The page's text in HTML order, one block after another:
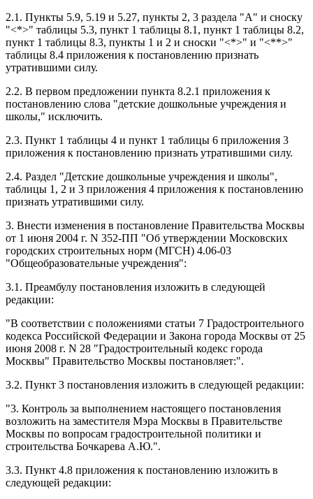
2.1. Пункты 5.9, 5.19 и 5.27, пункты 2, 3 раздела "А" и сноску
"<*>" таблицы 5.3, пункт 1 таблицы 8.1, пункт 1 таблицы 8.2,
пункт 1 таблицы 8.3, пункты 1 и 2 и сноски "<*>" и "<**>"
таблицы 8.4 приложения к постановлению признать
утратившими силу.
2.2. В первом предложении пункта 8.2.1 приложения к
постановлению слова "детские дошкольные учреждения и
школы," исключить.
2.3. Пункт 1 таблицы 4 и пункт 1 таблицы 6 приложения 3
приложения к постановлению признать утратившими силу.
2.4. Раздел "Детские дошкольные учреждения и школы",
таблицы 1, 2 и 3 приложения 4 приложения к постановлению
признать утратившими силу.
3. Внести изменения в постановление Правительства Москвы
от 1 июня 2004 г. N 352-ПП "Об утверждении Московских
городских строительных норм (МГСН) 4.06-03
"Общеобразовательные учреждения":
3.1. Преамбулу постановления изложить в следующей
редакции:
"В соответствии с положениями статьи 7 Градостроительного
кодекса Российской Федерации и Закона города Москвы от 25
июня 2008 г. N 28 "Градостроительный кодекс города
Москвы" Правительство Москвы постановляет:".
3.2. Пункт 3 постановления изложить в следующей редакции:
"3. Контроль за выполнением настоящего постановления
возложить на заместителя Мэра Москвы в Правительстве
Москвы по вопросам градостроительной политики и
строительства Бочкарева А.Ю.".
3.3. Пункт 4.8 приложения к постановлению изложить в
следующей редакции: